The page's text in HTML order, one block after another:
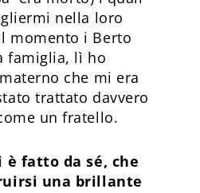
nella loro
momento i Berto
famiglia, lì ho
che mi era
trattato davvero
un fratello.
è fatto da sé, che
una brillante